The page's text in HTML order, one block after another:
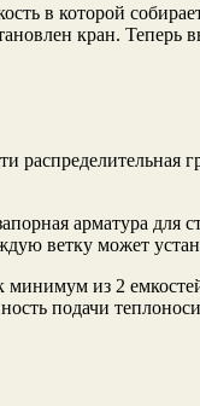
в которой
кран.
арматура для
ветку может
из 2
подачи